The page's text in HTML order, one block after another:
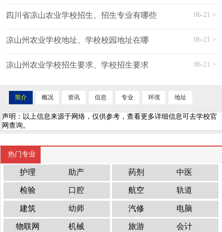
四川省凉山农业学校招生、招生专业有哪些 06-21 >
凉山州农业学校地址、学校校园地址在哪 06-21 >
凉山州农业学校招生要求、学校招生要求 06-21 >
简介 概况 资讯 信息 专业 环境 地址
声明：以上信息来源于网络，仅供参考，查看更多详细信息可去学校官
网查询。
热门专业
护理 助产 药剂 中医
检验 口腔 航空 轨道
建筑 幼师 汽修 电脑
物联网 机械 旅游 会计